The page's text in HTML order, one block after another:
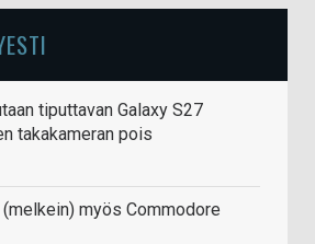
tiputtavan Galaxy S27
takakameran pois
myös Commodore